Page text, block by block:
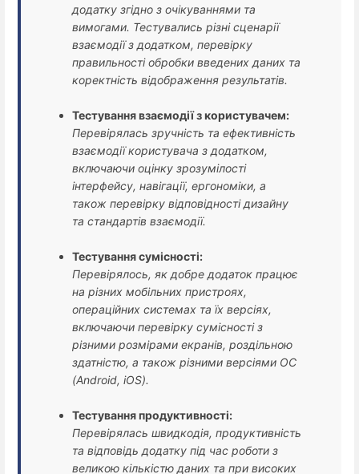
додатку згідно з очікуваннями та
вимогами. Тестувались різні сценарії
взаємодії з додатком, перевірку
правильності обробки введених даних та
коректність відображення результатів.
Тестування взаємодії з користувачем:
Перевірялась зручність та ефективність
взаємодії користувача з додатком,
включаючи оцінку зрозумілості
інтерфейсу, навігації, ергономіки, а
також перевірку відповідності дизайну
та стандартів взаємодії.
Тестування сумісності:
Перевірялось, як добре додаток працює
на різних мобільних пристроях,
операційних системах та їх версіях,
включаючи перевірку сумісності з
різними розмірами екранів, роздільною
здатністю, а також різними версіями ОС
(Android, iOS).
Тестування продуктивності:
Перевірялась швидкодія, продуктивність
та відповідь додатку під час роботи з
великою кількістю даних та при високих